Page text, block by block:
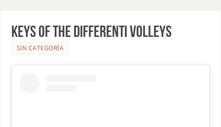
Keys of the differenti volleys
SIN CATEGORÍA